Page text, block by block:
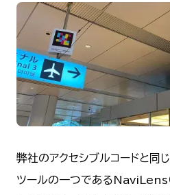
弊社のアクセシブルコードと同
ツールの一つであるNaviLens